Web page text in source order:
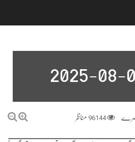
96144 مناظر